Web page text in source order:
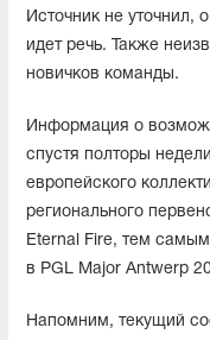
Источник не уточнил,
идет речь. Также
новичков команды.
Информация о
спустя полторы
европейского
регионального
Eternal Fire, тем
в PGL Major Antwerp
Напомним, текущий